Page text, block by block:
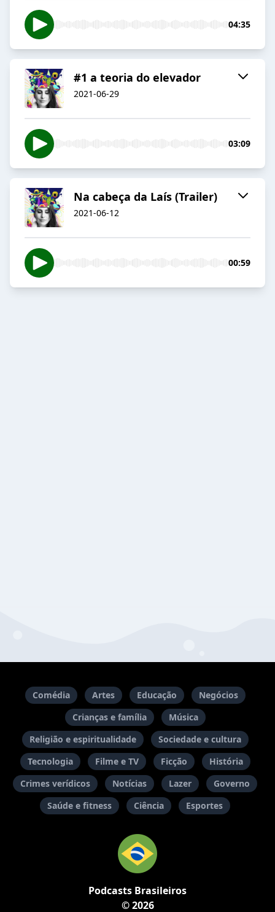
04:35
#1 a teoria do elevador
2021-06-29
03:09
Na cabeça da Laís (Trailer)
2021-06-12
00:59
Comédia Artes Educação
Negócios
Crianças e família
Música
Religião e espiritualidade
Sociedade e cultura
Tecnologia
Filme e TV Ficção
História
Crimes verídicos
Notícias Lazer
Governo
Saúde e fitness
Ciência Esportes
Podcasts Brasileiros
© 2026